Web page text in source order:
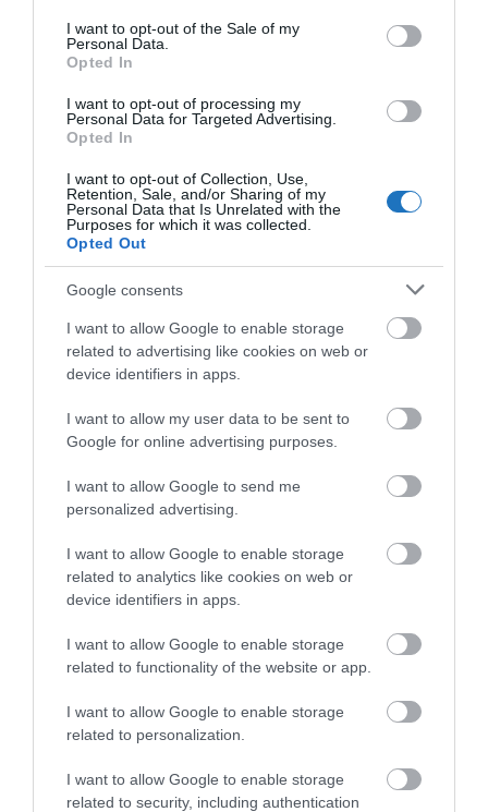
consent section.
I want to opt-out of the Sale of my
Personal Data.
Opted In
I want to opt-out of processing my
Personal Data for Targeted Advertising.
Opted In
I want to opt-out of Collection, Use,
Retention, Sale, and/or Sharing of my
Personal Data that Is Unrelated with the
Purposes for which it was collected.
Opted Out
Google consents
I want to allow Google to enable storage
related to advertising like cookies on web or
device identifiers in apps.
I want to allow my user data to be sent to
Google for online advertising purposes.
I want to allow Google to send me
personalized advertising.
I want to allow Google to enable storage
related to analytics like cookies on web or
device identifiers in apps.
I want to allow Google to enable storage
related to functionality of the website or app.
I want to allow Google to enable storage
related to personalization.
I want to allow Google to enable storage
related to security, including authentication
közeljövőben várható trendekről.
csoportunkhoz, kövessInstánésTikTok-on is,
iratkozz
fel hírlevelünkre!
Megosztás
Kérem nap végén az aznapi friss cikkeket!
TURIZMUS TURIZMUS KONJUNKTÚRA INDEX